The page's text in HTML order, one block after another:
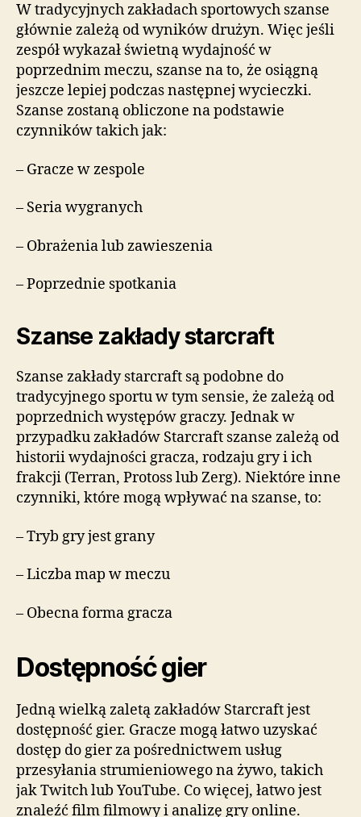
W tradycyjnych zakładach sportowych szanse
głównie zależą od wyników drużyn. Więc jeśli
zespół wykazał świetną wydajność w
poprzednim meczu, szanse na to, że osiągną
jeszcze lepiej podczas następnej wycieczki.
Szanse zostaną obliczone na podstawie
czynników takich jak:
– Gracze w zespole
– Seria wygranych
– Obrażenia lub zawieszenia
– Poprzednie spotkania
Szanse zakłady starcraft
Szanse zakłady starcraft są podobne do
tradycyjnego sportu w tym sensie, że zależą od
poprzednich występów graczy. Jednak w
przypadku zakładów Starcraft szanse zależą od
historii wydajności gracza, rodzaju gry i ich
frakcji (Terran, Protoss lub Zerg). Niektóre inne
czynniki, które mogą wpływać na szanse, to:
– Tryb gry jest grany
– Liczba map w meczu
– Obecna forma gracza
Dostępność gier
Jedną wielką zaletą zakładów Starcraft jest
dostępność gier. Gracze mogą łatwo uzyskać
dostęp do gier za pośrednictwem usług
przesyłania strumieniowego na żywo, takich
jak Twitch lub YouTube. Co więcej, łatwo jest
znaleźć film filmowy i analizę gry online.